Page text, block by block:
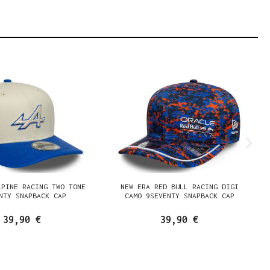
RACING TWO TONE
SNAPBACK CAP
39,90 €
NEW ERA RED BULL RACING DIGI
CAMO 9SEVENTY SNAPBACK CAP
39,90 €